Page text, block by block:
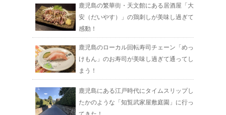
鹿児島の繁華街・天文館にある居酒屋「大
安（だいやす）」の鶏刺しが美味し過ぎて
感動！
鹿児島のローカル回転寿司チェーン「めっ
けもん」のお寿司が美味し過ぎて通ってし
まう！
鹿児島にある江戸時代にタイムスリップし
たかのような「知覧武家屋敷庭園」に行っ